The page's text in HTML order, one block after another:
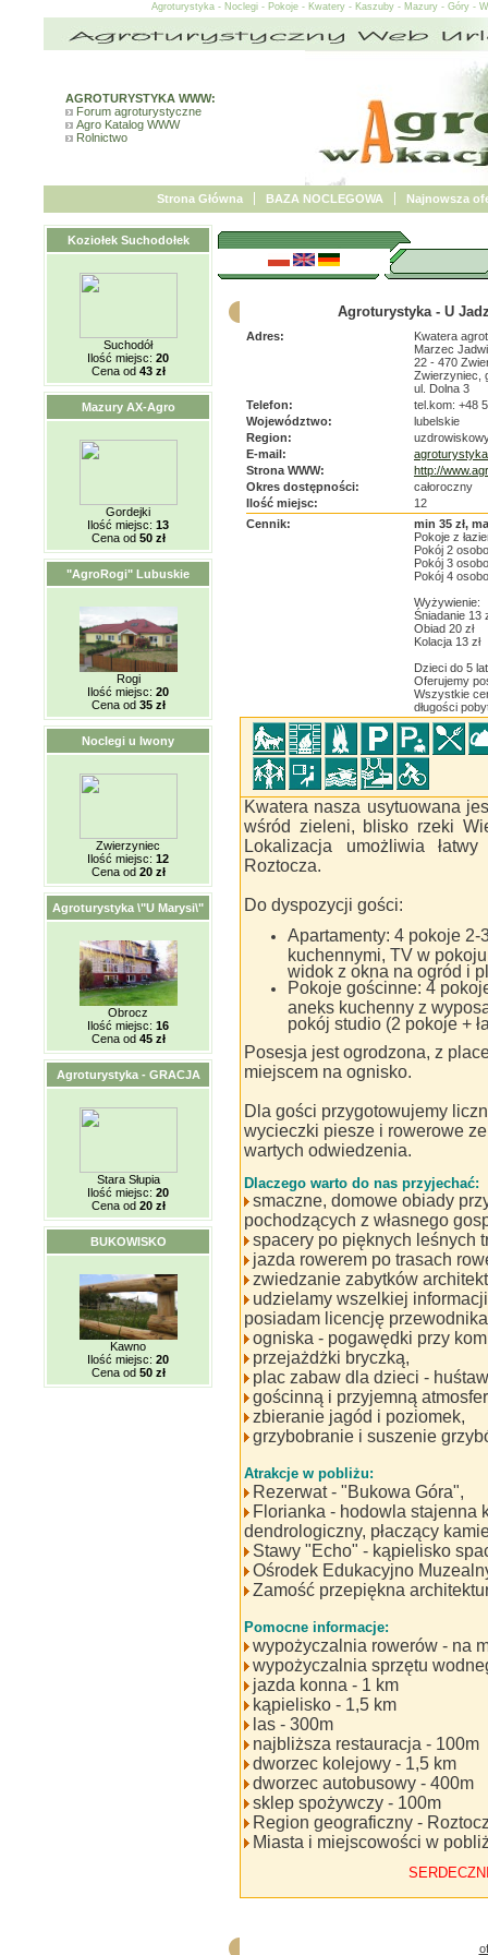
Agroturystyka - Noclegi - Pokoje - Kwatery - Kaszuby - Mazury - Góry -
AGROTURYSTYKA WWW:
Forum agroturystyczne
Agro Katalog WWW
Rolnictwo
Strona Główna BAZA NOCLEGOWA Najnowsza
Koziołek Suchodołek
Suchodół
Ilość miejsc: 20
Cena od 43 zł
Mazury AX-Agro
Gordejki
Ilość miejsc: 13
Cena od 50 zł
"AgroRogi" Lubuskie
Rogi
Ilość miejsc: 20
Cena od 35 zł
Noclegi u Iwony
Zwierzyniec
Ilość miejsc: 12
Cena od 20 zł
Agroturystyka \"U Marysi\"
Obrocz
Ilość miejsc: 16
Cena od 45 zł
Agroturystyka - GRACJA
Stara Słupia
Ilość miejsc: 20
Cena od 20 zł
BUKOWISKO
Kawno
Ilość miejsc: 20
Cena od 50 zł
Agroturystyka - U
Adres:
Kwatera
Marzec
22 - 470
Zwierzyniec,
ul. Dolna 3
Telefon:
tel.kom: +48
Województwo:
lubelskie
Region:
E-mail:
Strona WWW:
http://
Okres dostępności:
całoroczny
Ilość miejsc:
12
Cennik:
min 35 zł,
Pokoje z
Pokój 2
Pokój 3
Pokój 4
Wyżywienie:
Śniadanie 13
Obiad 20 zł
Kolacja 13 zł
Dzieci do 5
Oferujemy
Wszystkie
długości
Kwatera nasza usytuowana
wśród zieleni, blisko rzeki
Lokalizacja umożliwia
Roztocza.
Do dyspozycji gości:
Apartamenty: 4 pokoje 2-
kuchennymi, TV w
widok z okna na ogród i
Pokoje gościnne: 4
aneks kuchenny z
pokój studio (2 pokoje +
Posesja jest ogrodzona, z
miejscem na ognisko.
Dla gości przygotowujemy
wycieczki piesze i rowerowe
wartych odwiedzenia.
Dlaczego warto do nas przyjechać:
smaczne, domowe obiady
pochodzących z własnego
spacery po pięknych leśnych
jazda rowerem po trasach
zwiedzanie zabytków
udzielamy wszelkiej
posiadam licencję
ogniska - pogawędki przy
przejażdżki bryczką,
plac zabaw dla dzieci -
gościnną i przyjemną
zbieranie jagód i poziomek,
grzybobranie i suszenie
Atrakcje w pobliżu:
Rezerwat - "Bukowa Góra",
Florianka - hodowla stajenna
dendrologiczny, płaczący
Stawy "Echo" - kąpielisko
Ośrodek Edukacyjno
Zamość przepiękna
Pomocne informacje:
wypożyczalnia rowerów - na
wypożyczalnia sprzętu
jazda konna - 1 km
kąpielisko - 1,5 km
las - 300m
najbliższa restauracja - 100m
dworzec kolejowy - 1,5 km
dworzec autobusowy - 400m
sklep spożywczy - 100m
Region geograficzny -
Miasta i miejscowości w